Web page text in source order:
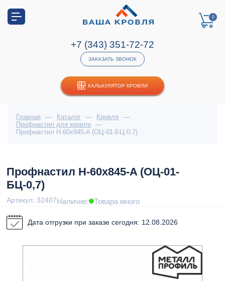
КАЛЬКУЛЯТОР КРОВЛИ
0
+7 (343) 351-72-72
ЗАКАЗАТЬ ЗВОНОК
Главная — Каталог — Кровля
—
Профнастил для кровли
—
Профнастил Н-60x845-A (ОЦ-01-БЦ-0,7)
Профнастил Н-60x845-A (ОЦ-01-
БЦ-0,7)
Артикул: 32407Наличие: Товара много
Дата отгрузки при заказе сегодня: 12.08.2026